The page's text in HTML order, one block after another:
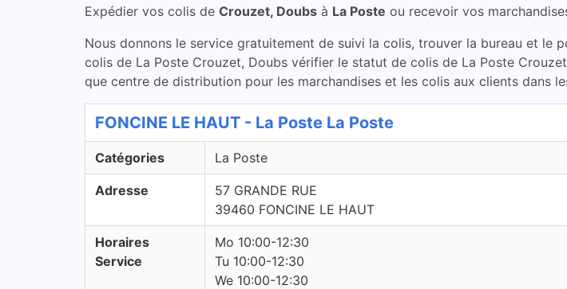
Expédier vos colis de Crouzet, Doubs à La Poste ou recevoir vos
Nous donnons le service gratuitement de suivi la colis, trouver la bureau et le
colis de La Poste Crouzet, Doubs vérifier le statut de colis de La Poste
que centre de distribution pour les marchandises et les colis aux clients dans
FONCINE LE HAUT - La Poste La Poste
Catégories La Poste
Adresse
57 GRANDE RUE
39460 FONCINE LE HAUT
Horaires
Service
Mo 10:00-12:30
Tu 10:00-12:30
We 10:00-12:30